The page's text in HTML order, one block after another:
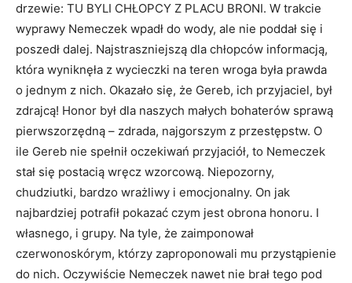
drzewie: TU BYLI CHŁOPCY Z PLACU BRONI. W trakcie
wyprawy Nemeczek wpadł do wody, ale nie poddał się i
poszedł dalej. Najstraszniejszą dla chłopców informacją,
która wyniknęła z wycieczki na teren wroga była prawda
o jednym z nich. Okazało się, że Gereb, ich przyjaciel, był
zdrajcą! Honor był dla naszych małych bohaterów sprawą
pierwszorzędną – zdrada, najgorszym z przestępstw. O
ile Gereb nie spełnił oczekiwań przyjaciół, to Nemeczek
stał się postacią wręcz wzorcową. Niepozorny,
chudziutki, bardzo wrażliwy i emocjonalny. On jak
najbardziej potrafił pokazać czym jest obrona honoru. I
własnego, i grupy. Na tyle, że zaimponował
czerwonoskórym, którzy zaproponowali mu przystąpienie
do nich. Oczywiście Nemeczek nawet nie brał tego pod